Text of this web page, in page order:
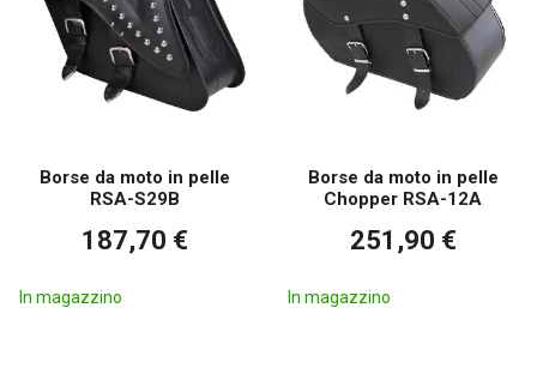
Borse da moto in pelle
RSA-S29B
187,70 €
In magazzino
Borse da moto in pelle
Chopper RSA-12A
251,90 €
In magazzino